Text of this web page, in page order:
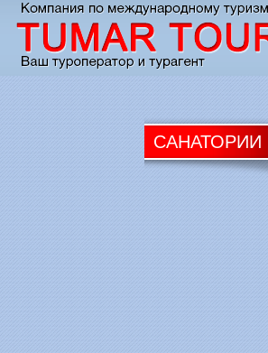
САНАТОРИИ